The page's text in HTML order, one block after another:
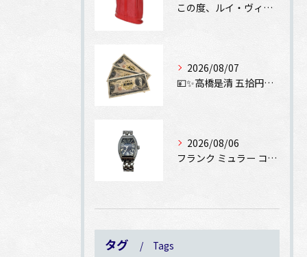
この度、ルイ・ヴィトン エピ ランドネPMをお買取りさせてい...
2026/08/07
💴✨高橋是清 五拾円紙幣をお買取りさせていただきました✨💴
2026/08/06
フランク ミュラー コンキスタドール SS 8002SCをお...
タグ Tags